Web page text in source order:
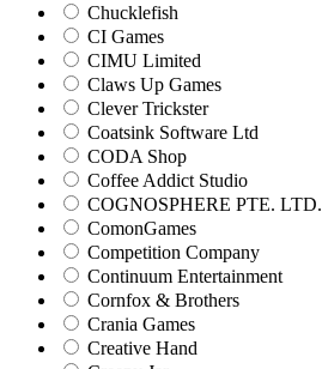
Chucklefish
CI Games
CIMU Limited
Claws Up Games
Clever Trickster
Coatsink Software Ltd
CODA Shop
Coffee Addict Studio
COGNOSPHERE PTE. LTD.
ComonGames
Competition Company
Continuum Entertainment
Cornfox & Brothers
Crania Games
Creative Hand